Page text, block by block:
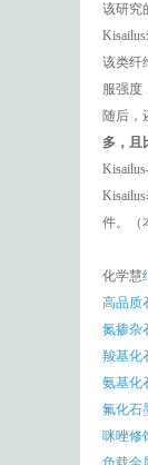
该研究
该类纤
服强度
随后，
多，且
件。（
化学慧
高品质
氮掺杂
羧基化
氨基化
氟化石
咪唑修